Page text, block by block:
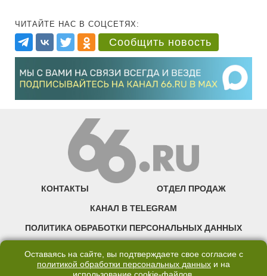
ЧИТАЙТЕ НАС В СОЦСЕТЯХ:
Сообщить новость
КОНТАКТЫ ОТДЕЛ ПРОДАЖ
КАНАЛ В TELEGRAM
ПОЛИТИКА ОБРАБОТКИ ПЕРСОНАЛЬНЫХ ДАННЫХ
Оставаясь на сайте, вы подтверждаете свое согласие с
политикой обработки персональных данных и на